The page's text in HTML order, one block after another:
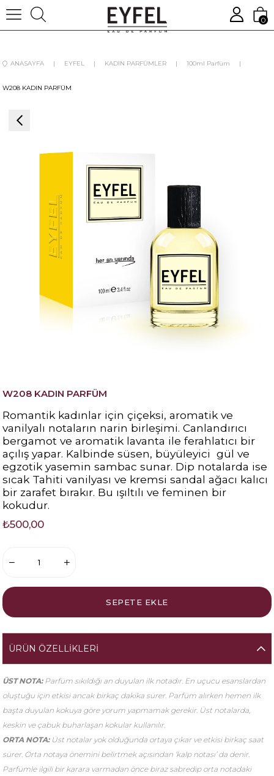
0
ANASAYFA EYFEL KADIN PARFÜMLER 100ml Parfüm
W208 KADIN PARFÜM
W208 KADIN PARFÜM
Romantik kadınlar için çiçeksi, aromatik ve
vanilyalı notaların narin birleşimi. Canlandırıcı
bergamot ve aromatik lavanta ile ferahlatıcı bir
açılış yapar. Kalbinde süsen, büyüleyici gül ve
egzotik yasemin sambac sunar. Dip notalarda ise
sıcak Tahiti vanilyası ve kremsi sandal ağacı kalıcı
bir zarafet bırakır. Bu ışıltılı ve feminen bir
kokudur.
₺500,00
ÜRÜN ÖZELLIKLERI
ÜST NOTA:Parfüm sıkıldığı an duyulan ilk notadır. En uçucu esanslardan
oluştuğu için etkisi ancak birkaç dakika sürer. Parfüm alırken hemen ilk
başta duyulan kokuya göre yorum yapmamak gerekir. Üst notalarda,
keskin ve çabuk buharlaşan kokular kullanılır.
ORTA NOTA: Üst notalar yok olduğunda ortaya çıkar ve etkisi birkaç saat
sürer. Orta notaya önemini belirtmek açısından ‘kalp notası’ da denir.
Parfümle ilgili bir karara varmadan önce biraz sabredip orta notadaki